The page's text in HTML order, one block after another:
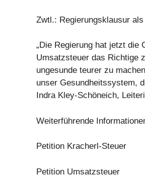
Zwtl.: Regierungsklausur
„Die Regierung hat jetzt die
Umsatzsteuer das Richtige
ungesunde teurer zu
unser Gesundheitssystem,
Indra Kley-Schöneich,
Weiterführende
Petition Kracherl-Steuer
Petition Umsatzsteuer